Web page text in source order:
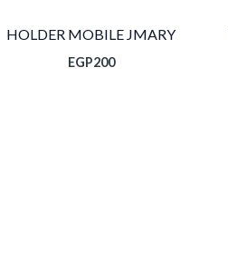
HOLDER MOBILE JMARY
EGP200